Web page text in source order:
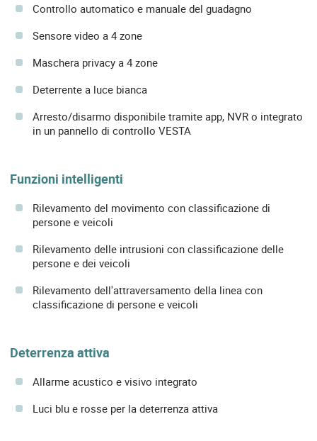
Controllo automatico e manuale del guadagno
Sensore video a 4 zone
Maschera privacy a 4 zone
Deterrente a luce bianca
Arresto/disarmo disponibile tramite app, NVR o integrato
in un pannello di controllo VESTA
Funzioni intelligenti
Rilevamento del movimento con classificazione di
persone e veicoli
Rilevamento delle intrusioni con classificazione delle
persone e dei veicoli
Rilevamento dell'attraversamento della linea con
classificazione di persone e veicoli
Deterrenza attiva
Allarme acustico e visivo integrato
Luci blu e rosse per la deterrenza attiva